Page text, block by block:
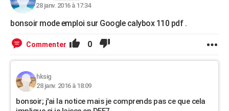
28 janv. 2016 à 17:34
bonsoir mode emploi sur Google calybox 110 pdf .
Commenter 0
hksig
28 janv. 2016 à 18:09
bonsoir; j'ai la notice mais je comprends pas ce que cela